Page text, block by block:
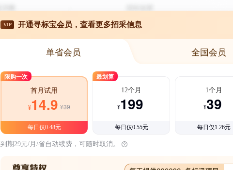
VIP 开通寻标宝会员，查看更多招采信息
单省会员 全国会员
限购一次
首月试用
¥14.9 ¥39
每日仅0.48元
最划算
12个月
¥199
每日仅0.55元
1个月
¥39
每日仅1.26元
到期29元/月/省自动续费，可随时取消。